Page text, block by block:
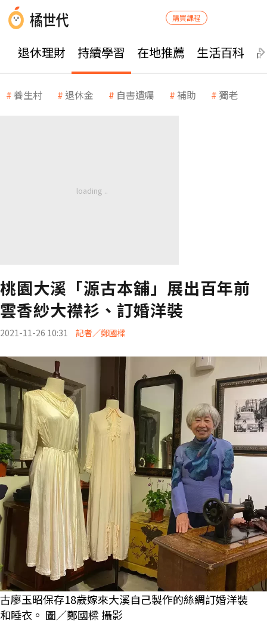
購買課程
退休理財 持續學習 在地推薦 生活百科
養生村 退休金 自書遺囑 補助 獨老
桃園大溪「源古本舖」展出百年前
雲香紗大襟衫、訂婚洋裝
2021-11-26 10:31 記者／鄭國樑
古廖玉昭保存18歲嫁來大溪自己製作的絲綢訂婚洋裝
和睡衣。 圖／鄭國樑 攝影